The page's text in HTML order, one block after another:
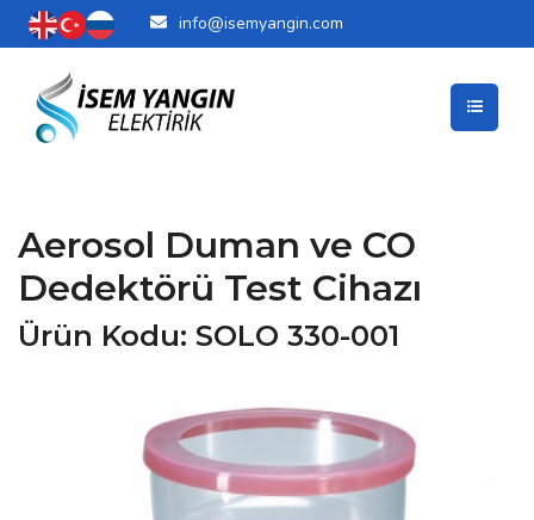
info@isemyangin.com
Aerosol Duman ve CO
Dedektörü Test Cihazı
Ürün Kodu: SOLO 330-001